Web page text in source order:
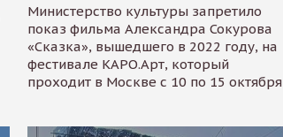
Министерство культуры запретило
показ фильма Александра Сокурова
«Сказка», вышедшего в 2022 году, на
фестивале КАРО.Арт, который
проходит в Москве с 10 по 15 октября